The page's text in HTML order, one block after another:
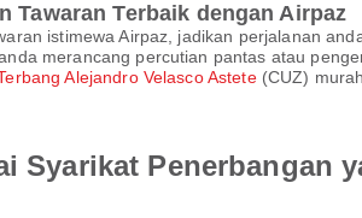
Tawaran Terbaik dengan Airpaz
istimewa Airpaz, jadikan perjalanan
merancang percutian pantas atau
Alejandro Velasco Astete(CUZ)
Syarikat Penerbangan